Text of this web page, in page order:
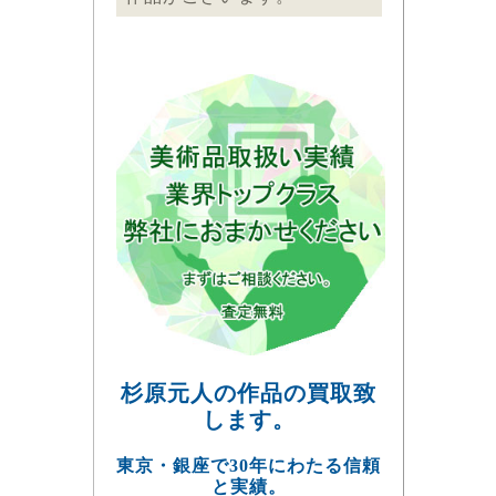
杉原元人の作品の買取致
します。
東京・銀座で30年にわたる信頼
と実績。